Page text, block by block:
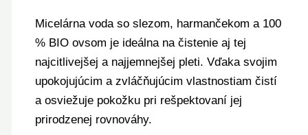
Micelárna voda so slezom, harmančekom a 100
% BIO ovsom je ideálna na čistenie aj tej
najcitlivejšej a najjemnejšej pleti. Vďaka svojim
upokojujúcim a zvláčňujúcim vlastnostiam čistí
a osviežuje pokožku pri rešpektovaní jej
prirodzenej rovnováhy.